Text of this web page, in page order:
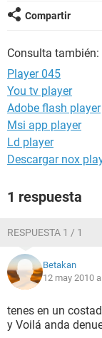
Compartir
Consulta también:
Player 045
You tv player
Adobe flash player
Msi app player
Ld player
Descargar nox
1 respuesta
RESPUESTA 1 / 1
Betakan
12 may 2010
tenes en un
y Voilá anda